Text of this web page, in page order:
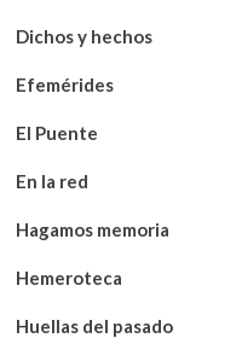
Dichos y hechos
Efemérides
El Puente
En la red
Hagamos memoria
Hemeroteca
Huellas del pasado